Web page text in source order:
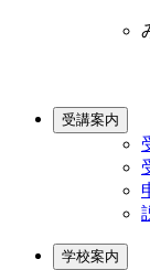
受講案内
学校案内